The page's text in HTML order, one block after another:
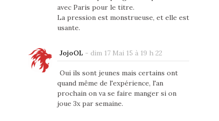
avec Paris pour le titre.
La pression est monstrueuse, et elle est
usante.
JojoOL - dim 17 Mai 15 à 19 h 22
Oui ils sont jeunes mais certains ont
quand même de l'expérience, l'an
prochain on va se faire manger si on
joue 3x par semaine.